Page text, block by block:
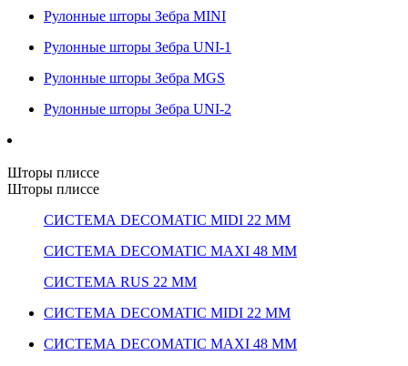
Рулонные шторы Зебра MINI
Рулонные шторы Зебра UNI-1
Рулонные шторы Зебра MGS
Рулонные шторы Зебра UNI-2
Шторы плиссе
Шторы плиссе
СИСТЕМА DECOMATIC MIDI 22 ММ
СИСТЕМА DECOMATIC MAXI 48 ММ
СИСТЕМА RUS 22 ММ
СИСТЕМА DECOMATIC MIDI 22 ММ
СИСТЕМА DECOMATIC MAXI 48 ММ